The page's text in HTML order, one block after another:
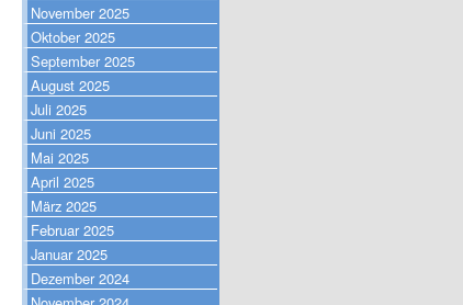
November 2025
Oktober 2025
September 2025
August 2025
Juli 2025
Juni 2025
Mai 2025
April 2025
März 2025
Februar 2025
Januar 2025
Dezember 2024